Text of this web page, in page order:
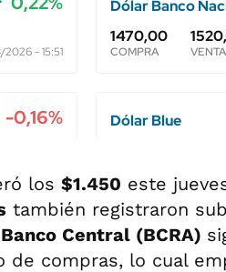
los $1.450 este
también registraron
Banco Central (BCRA)
de compras, lo cual